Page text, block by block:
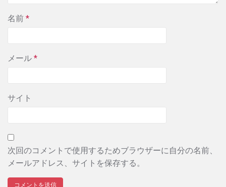
名前 *
メール *
サイト
次回のコメントで使用するためブラウザーに自分の名前、
メールアドレス、サイトを保存する。